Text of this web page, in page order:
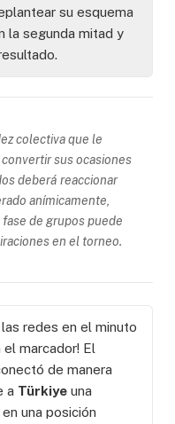
su esquema
la segunda mitad y
colectiva que le
sus ocasiones
deberá reaccionar
anímicamente,
de grupos puede
en el torneo.
redes en el minuto
el marcador! El
de manera
a Türkiye una
una posición